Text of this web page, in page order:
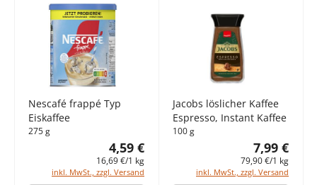
Nescafé frappé Typ
Eiskaffee
275 g
4,59 €
16,69 €/1 kg
inkl. MwSt., zzgl. Versand
Jacobs löslicher Kaffee
Espresso, Instant Kaffee
100 g
7,99 €
79,90 €/1 kg
inkl. MwSt., zzgl. Versand